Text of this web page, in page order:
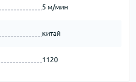
5 м/мин
китай
1120